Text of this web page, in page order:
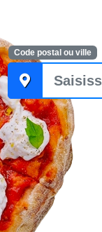
Code postal ou ville